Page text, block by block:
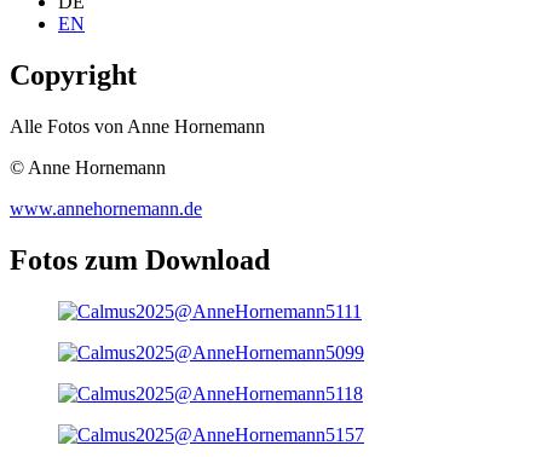
EN
Copyright
Alle Fotos von Anne Hornemann
© Anne Hornemann
www.annehornemann.de
Fotos zum Download